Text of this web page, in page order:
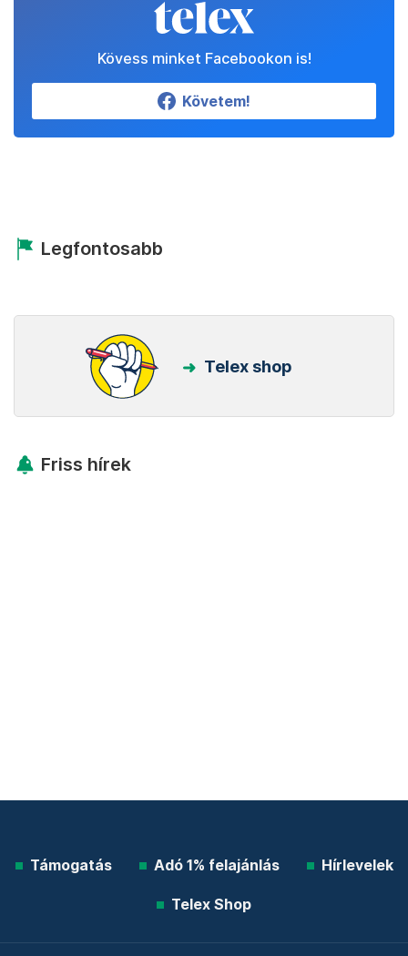
Kövess minket Facebookon is!
Követem!
Legfontosabb
Telex shop
Friss hírek
Támogatás Adó 1% felajánlás Hírlevelek
Telex Shop